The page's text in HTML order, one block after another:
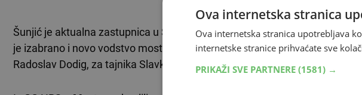
Šunjić je aktualna zastupnica u Skupštini HNŽ-a i bivša vijećnica
je izabrano i novo vodstvo mostarskog HRS-a. Za potpredsjednike su
Radoslav Dodig, za tajnika Slavko Zovko, a za rizničarku Dragana Džalto.
Ova internetska stranica
Ova internetska stranica upotrebljava
internetske stranice prihvaćate sve
PRIKAŽI SVE PARTNERE (1581) →